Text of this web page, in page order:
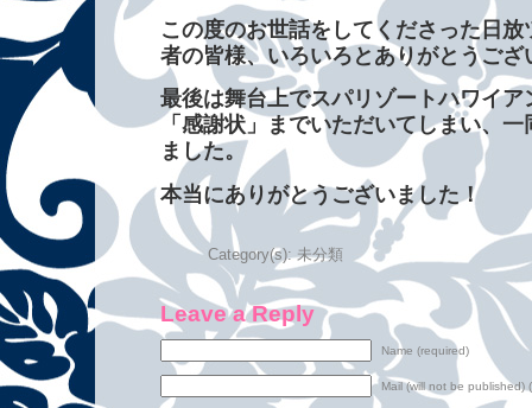
この度のお世話をしてくださった日
者の皆様、いろいろとありがとうござ
最後は舞台上でスパリゾートハワイ
「感謝状」までいただいてしまい、
ました。
本当にありがとうございました！
Category(s):未分類
Leave a Reply
Name (required)
Mail (will not be published)